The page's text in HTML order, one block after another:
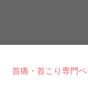
首痛・首こり専門